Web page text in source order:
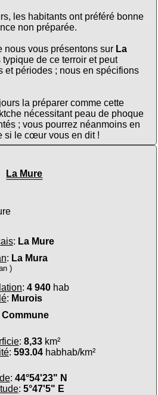
les habitants ont préféré bonne
non préparée.
nous vous présentons sur La
de ce terroir et peut
et périodes ; nous en spécifions
la préparer comme cette
nécessitant peau de phoque
; vous pourrez néanmoins en
si le cœur vous en dit !
La Mure
: La Mure
: La Mura
)
: 4 940hab
: Murois
Commune
: 8,33km²
: 593.04habhab/km²
: 44°54'23" N
: 5°47'5" E